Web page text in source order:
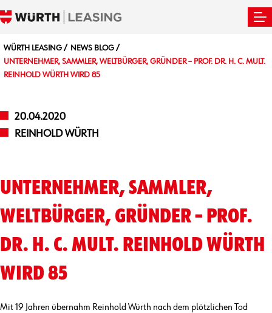
WÜRTH LEASING
NEWS BLOG
UNTERNEHMER, SAMMLER, WELTBÜRGER, GRÜNDER – PROF. DR. H. C. MULT.
REINHOLD WÜRTH WIRD 85
20.04.2020
REINHOLD WÜRTH
UNTERNEHMER, SAMMLER,
WELTBÜRGER, GRÜNDER – PROF.
DR. H. C. MULT. REINHOLD WÜRTH
WIRD 85
Mit 19 Jahren übernahm Reinhold Würth nach dem plötzlichen Tod